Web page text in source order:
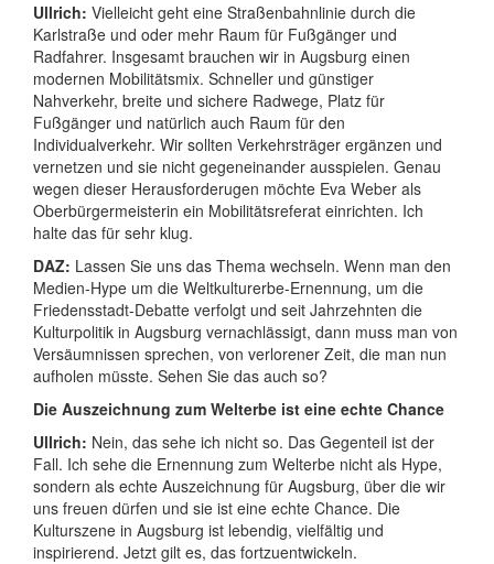
Ullrich: Vielleicht geht eine Straßenbahnlinie durch die
Karlstraße und oder mehr Raum für Fußgänger und
Radfahrer. Insgesamt brauchen wir in Augsburg einen
modernen Mobilitätsmix. Schneller und günstiger
Nahverkehr, breite und sichere Radwege, Platz für
Fußgänger und natürlich auch Raum für den
Individualverkehr. Wir sollten Verkehrsträger ergänzen und
vernetzen und sie nicht gegeneinander ausspielen. Genau
wegen dieser Herausforderugen möchte Eva Weber als
Oberbürgermeisterin ein Mobilitätsreferat einrichten. Ich
halte das für sehr klug.
DAZ: Lassen Sie uns das Thema wechseln. Wenn man den
Medien-Hype um die Weltkulturerbe-Ernennung, um die
Friedensstadt-Debatte verfolgt und seit Jahrzehnten die
Kulturpolitik in Augsburg vernachlässigt, dann muss man von
Versäumnissen sprechen, von verlorener Zeit, die man nun
aufholen müsste. Sehen Sie das auch so?
Die Auszeichnung zum Welterbe ist eine echte Chance
Ullrich: Nein, das sehe ich nicht so. Das Gegenteil ist der
Fall. Ich sehe die Ernennung zum Welterbe nicht als Hype,
sondern als echte Auszeichnung für Augsburg, über die wir
uns freuen dürfen und sie ist eine echte Chance. Die
Kulturszene in Augsburg ist lebendig, vielfältig und
inspirierend. Jetzt gilt es, das fortzuentwickeln.